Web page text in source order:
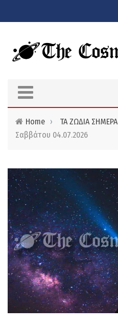
Home › ΤΑ ΖΩΔΙΑ ΣΗΜΕΡΑ
Σαββάτου 04.07.2026